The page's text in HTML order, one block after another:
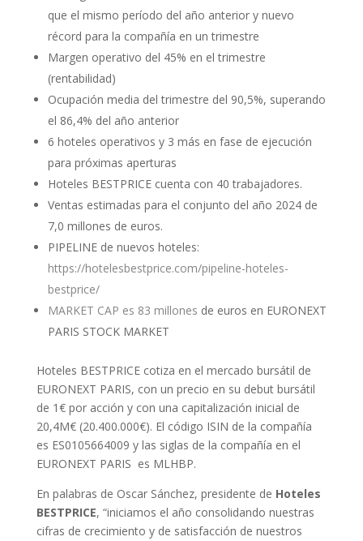
que el mismo período del año anterior y nuevo
récord para la compañía en un trimestre
Margen operativo del 45% en el trimestre
(rentabilidad)
Ocupación media del trimestre del 90,5%, superando
el 86,4% del año anterior
6 hoteles operativos y 3 más en fase de ejecución
para próximas aperturas
Hoteles BESTPRICE cuenta con 40 trabajadores.
Ventas estimadas para el conjunto del año 2024 de
7,0 millones de euros.
PIPELINE de nuevos hoteles:
https://hotelesbestprice.com/pipeline-hoteles-
bestprice/
MARKET CAP es 83 millones de euros en EURONEXT
PARIS STOCK MARKET
Hoteles BESTPRICE cotiza en el mercado bursátil de
EURONEXT PARIS, con un precio en su debut bursátil
de 1€ por acción y con una capitalización inicial de
20,4M€ (20.400.000€). El código ISIN de la compañía
es ES0105664009 y las siglas de la compañía en el
EURONEXT PARIS es MLHBP.
En palabras de Oscar Sánchez, presidente de Hoteles
BESTPRICE, “iniciamos el año consolidando nuestras
cifras de crecimiento y de satisfacción de nuestros